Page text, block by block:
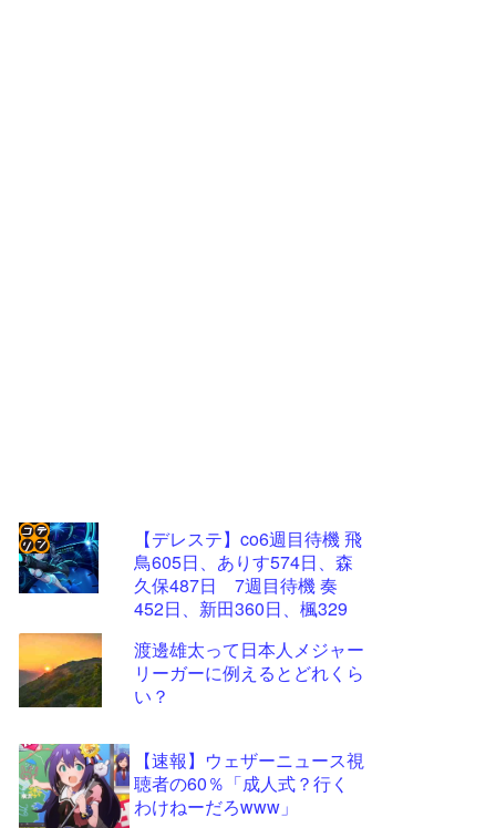
【デレステ】co6週目待機 飛
鳥605日、ありす574日、森
久保487日 7週目待機 奏
452日、新田360日、楓329
渡邊雄太って日本人メジャー
リーガーに例えるとどれくら
い？
【速報】ウェザーニュース視
聴者の60％「成人式？行く
わけねーだろwww」
コテ
- 固
定リ
ンク
更新
ツー
ル